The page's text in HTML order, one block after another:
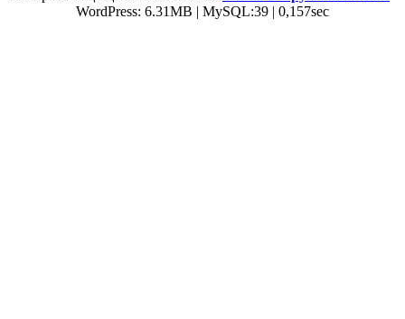
WordPress: 6.31MB | MySQL:39 | 0,157sec